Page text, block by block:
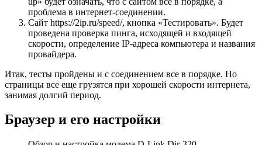
проблема в интернет-соединении.
Сайт https://2ip.ru/speed/, кнопка «Тестировать». Будет
проведена проверка пинга, исходящей и входящей
скорости, определение IP-адреса компьютера и названия
провайдера.
Итак, тесты пройдены и с соединением все в порядке. Но
страницы все еще грузятся при хорошей скорости интернета,
занимая долгий период.
Браузер и его настройки